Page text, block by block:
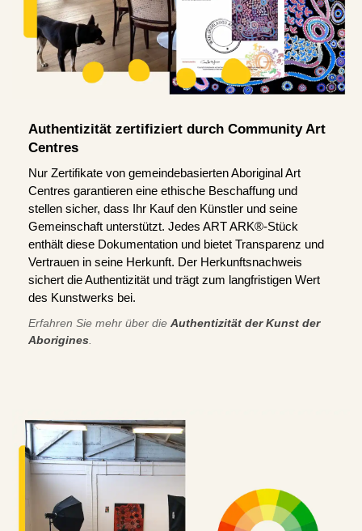
Authentizität zertifiziert durch Community Art
Centres
Nur Zertifikate von gemeindebasierten Aboriginal Art
Centres garantieren eine ethische Beschaffung und
stellen sicher, dass Ihr Kauf den Künstler und seine
Gemeinschaft unterstützt. Jedes ART ARK®-Stück
enthält diese Dokumentation und bietet Transparenz und
Vertrauen in seine Herkunft. Der Herkunftsnachweis
sichert die Authentizität und trägt zum langfristigen Wert
des Kunstwerks bei.
Erfahren Sie mehr über die Authentizität der Kunst der
Aborigines